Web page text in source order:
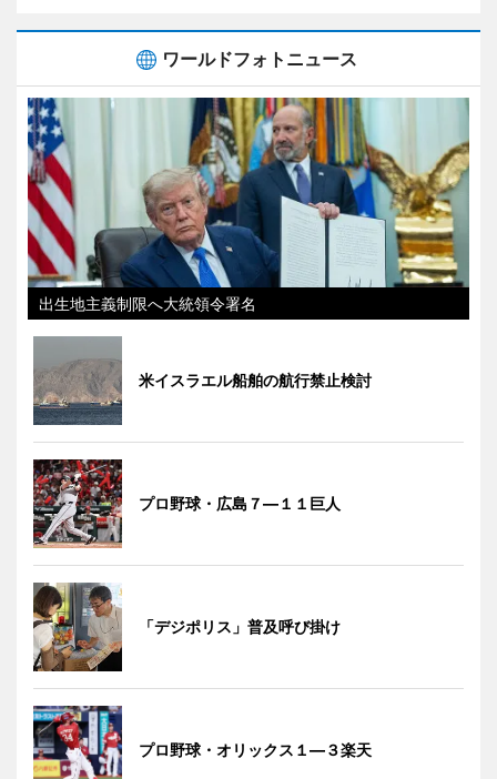
ワールドフォトニュース
出生地主義制限へ大統領令署名
米イスラエル船舶の航行禁止検討
プロ野球・広島７―１１巨人
「デジポリス」普及呼び掛け
プロ野球・オリックス１―３楽天